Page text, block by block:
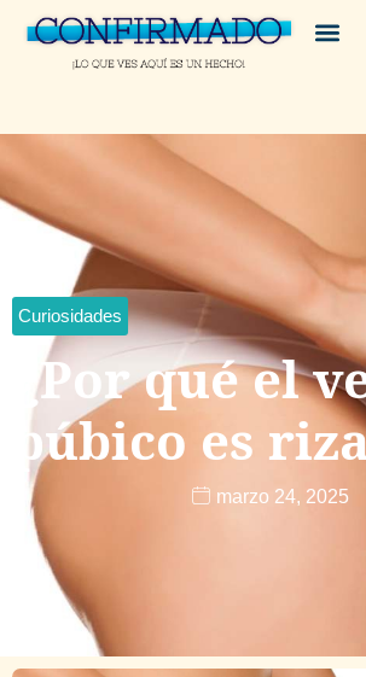
Curiosidades
¿Por qué el
púbico es
marzo 24, 2025